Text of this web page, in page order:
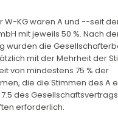
W-KG waren A und --seit
mit jeweils 50 %. Nach
wurden die
mit der Mehrheit der
von mindestens 75 % der
die die Stimmen des A
des Gesellschaftsvertrags
erforderlich.